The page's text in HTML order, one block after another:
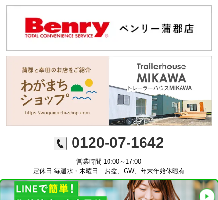
0120-07-1642
営業時間 10:00～17:00
定休日 毎週水・木曜日 お盆、GW、年末年始休暇有